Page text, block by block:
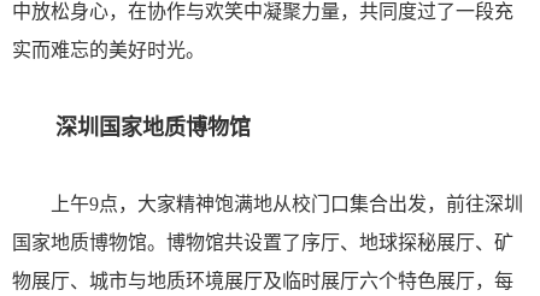
中放松身心，在协作与欢笑中凝聚力量，共同度过了一段充
实而难忘的美好时光。
深圳国家地质博物馆
上午9点，大家精神饱满地从校门口集合出发，前往深圳
国家地质博物馆。博物馆共设置了序厅、地球探秘展厅、矿
物展厅、城市与地质环境展厅及临时展厅六个特色展厅，每